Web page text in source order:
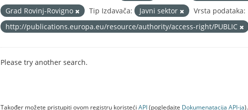
Grad Rovinj-Rovigno
Tip Izdavača: Javni sektor
Vrsta podataka:
http://publications.europa.eu/resource/authority/access-right/PUBLIC
Please try another search.
Također možete pristupiti ovom registru koristeći API(pogledajte Dokumenаtаcijа API-jа).